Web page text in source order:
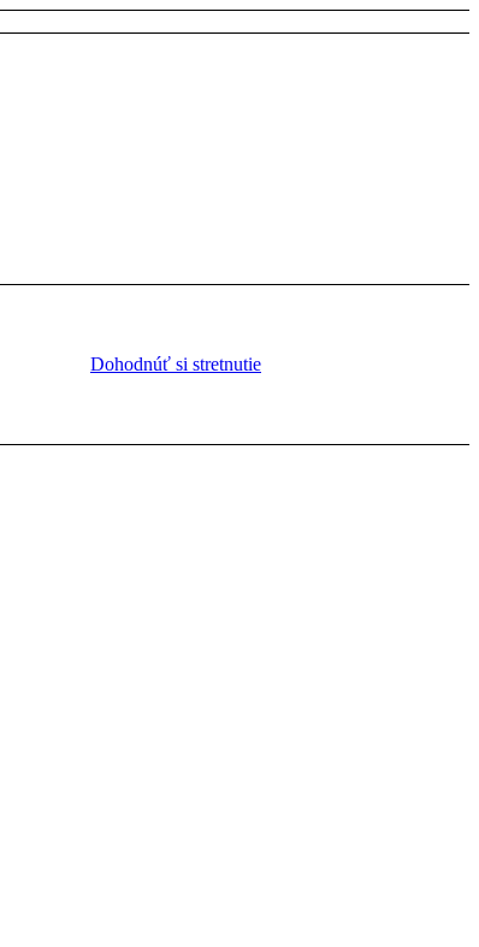
Dohodnúť si stretnutie